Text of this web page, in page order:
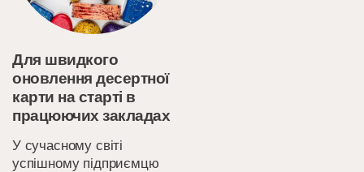
Для швидкого
оновлення десертної
карти на старті в
працюючих закладах
У сучасному світі
успішному підприємцю